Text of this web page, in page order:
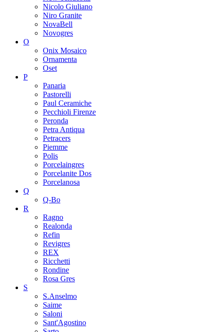
Nicolo Giuliano
Niro Granite
NovaBell
Novogres
O
Onix Mosaico
Ornamenta
Oset
P
Panaria
Pastorelli
Paul Ceramiche
Pecchioli Firenze
Peronda
Petra Antiqua
Petracers
Piemme
Polis
Porcelaingres
Porcelanite Dos
Porcelanosa
Q
Q-Bo
R
Ragno
Realonda
Refin
Revigres
REX
Ricchetti
Rondine
Rosa Gres
S
S.Anselmo
Saime
Saloni
Sant'Agostino